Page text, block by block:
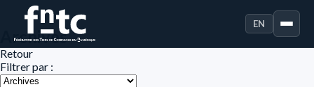
EN
Archives
Retour
Filtrer par :